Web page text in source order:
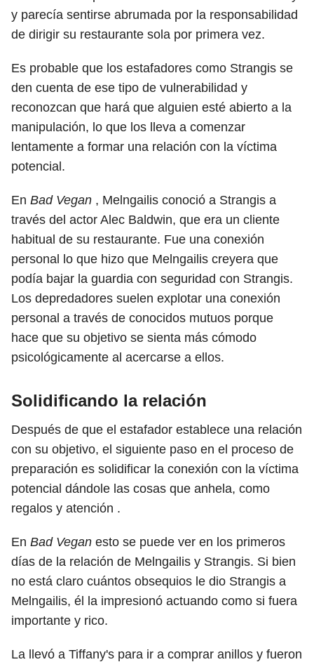
y parecía sentirse abrumada por la responsabilidad
de dirigir su restaurante sola por primera vez.
Es probable que los estafadores como Strangis se
den cuenta de ese tipo de vulnerabilidad y
reconozcan que hará que alguien esté abierto a la
manipulación, lo que los lleva a comenzar
lentamente a formar una relación con la víctima
potencial.
En Bad Vegan , Melngailis conoció a Strangis a
través del actor Alec Baldwin, que era un cliente
habitual de su restaurante. Fue una conexión
personal lo que hizo que Melngailis creyera que
podía bajar la guardia con seguridad con Strangis.
Los depredadores suelen explotar una conexión
personal a través de conocidos mutuos porque
hace que su objetivo se sienta más cómodo
psicológicamente al acercarse a ellos.
Solidificando la relación
Después de que el estafador establece una relación
con su objetivo, el siguiente paso en el proceso de
preparación es solidificar la conexión con la víctima
potencial dándole las cosas que anhela, como
regalos y atención .
En Bad Vegan esto se puede ver en los primeros
días de la relación de Melngailis y Strangis. Si bien
no está claro cuántos obsequios le dio Strangis a
Melngailis, él la impresionó actuando como si fuera
importante y rico.
La llevó a Tiffany's para ir a comprar anillos y fueron